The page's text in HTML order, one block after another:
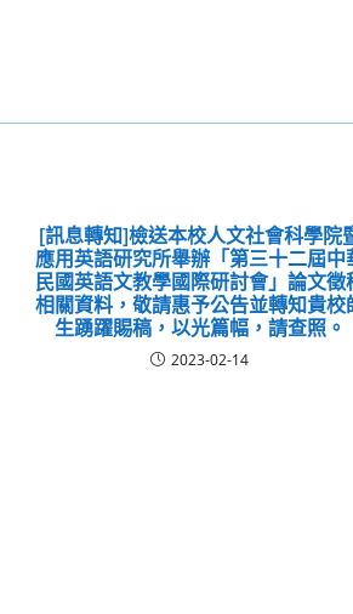
[訊息轉知]檢送本校人文社會科學院
應用英語研究所舉辦「第三十二屆中
民國英語文教學國際研討會」論文徵
相關資料，敬請惠予公告並轉知貴校
生踴躍賜稿，以光篇幅，請查照。
2023-02-14